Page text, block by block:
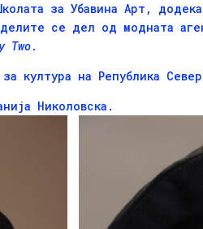
за Убавина Арт,
се дел од модната
Two.
култура на Република
Николовска.